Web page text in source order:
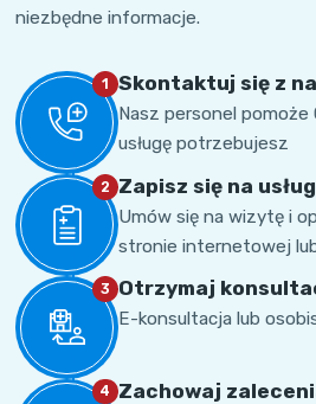
niezbędne informacje.
1 Skontaktuj się z
Nasz personel pomoże
usługę potrzebujesz
2 Zapisz się na
Umów się na wizytę i
stronie internetowej
3 Otrzymaj
E-konsultacja lub
4 Zachowaj